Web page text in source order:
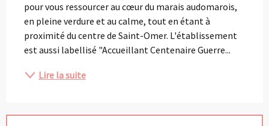
pour vous ressourcer au cœur du marais audomarois,
en pleine verdure et au calme, tout en étant à
proximité du centre de Saint-Omer. L'établissement
est aussi labellisé "Accueillant Centenaire Guerre...
Lire la suite